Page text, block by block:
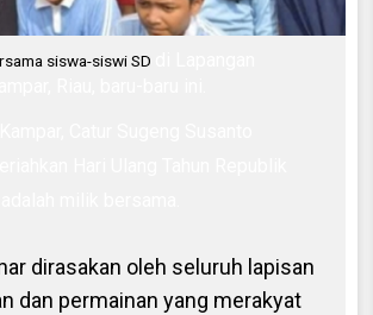
siswa-siswi SD
dirasakan oleh seluruh lapisan
dan permainan yang merakyat